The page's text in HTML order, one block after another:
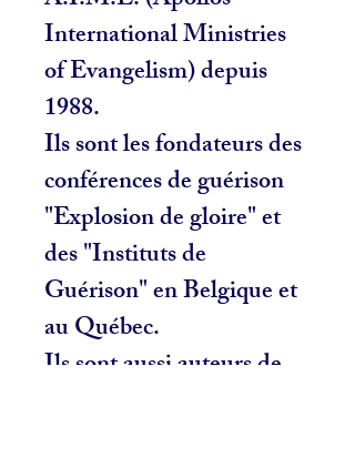
International Ministries
of Evangelism) depuis
1988.
Ils sont les fondateurs des
conférences de guérison
"Explosion de gloire" et
des "Instituts de
Guérison" en Belgique et
au Québec.
Ils sont aussi auteurs de